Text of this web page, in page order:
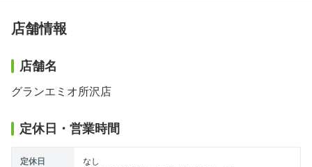
店舗情報
店舗名
グランエミオ所沢店
定休日・営業時間
定休日 なし